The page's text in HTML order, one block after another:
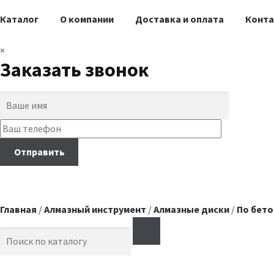
Каталог О компании Доставка и оплата
×
Заказать звонок
Главная /Алмазный инструмент /Алмазные диски / По
Search for: